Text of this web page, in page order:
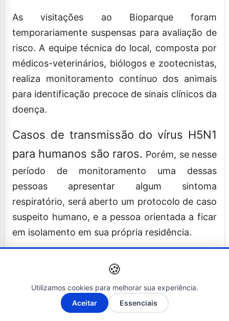
As visitações ao Bioparque foram
temporariamente suspensas para avaliação de
risco. A equipe técnica do local, composta por
médicos-veterinários, biólogos e zootecnistas,
realiza monitoramento contínuo dos animais
para identificação precoce de sinais clínicos da
doença.
Casos de transmissão do vírus H5N1
para humanos são raros. Porém, se nesse
período de monitoramento uma dessas
pessoas apresentar algum sintoma
respiratório, será aberto um protocolo de caso
suspeito humano, e a pessoa orientada a ficar
em isolamento em sua própria residência.
Essa notícia merece ser lida por mais gente.
Compartilhe!
A- A+
🍪
Utilizamos cookies para melhorar sua experiência.
Aceitar
Essenciais